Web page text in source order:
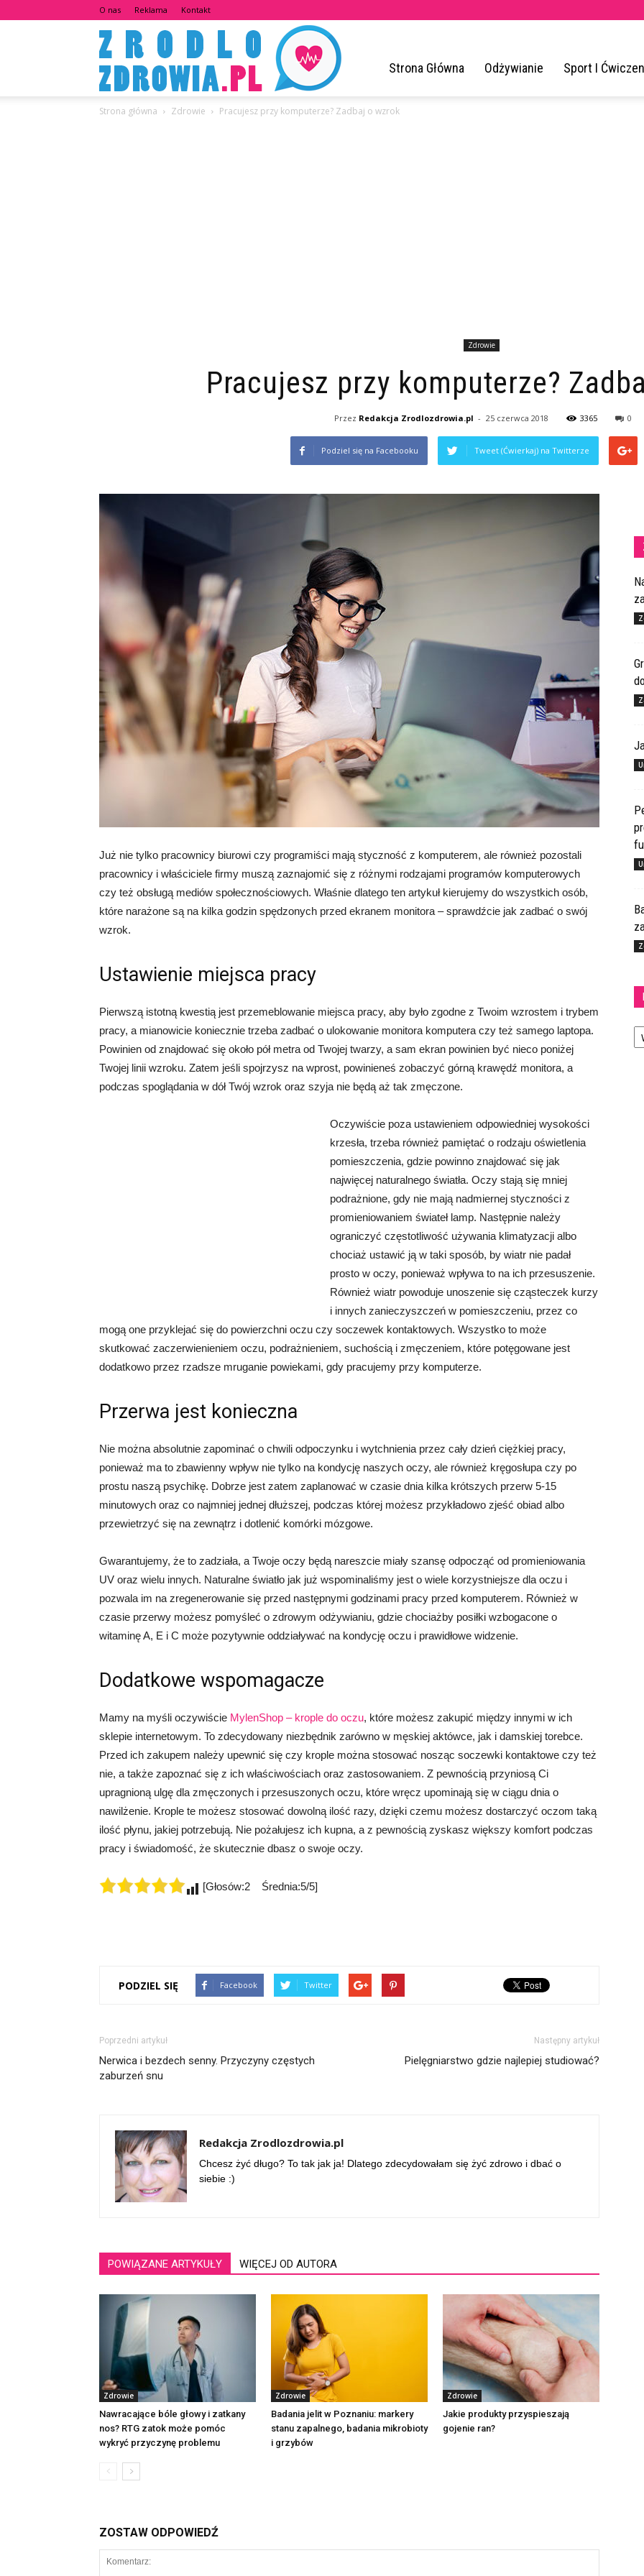
O nas Reklama Kontakt
ZrodloZdrowia.pl
Strona Główna Odżywianie Sport I
Strona główna Zdrowie Pracujesz przy komputerze? Zadbaj o wzrok
Zdrowie
Pracujesz przy komputerze?
Przez Redakcja Zrodlozdrowia.pl - 25 czerwca 2018 3365 0
Podziel się na Facebooku Tweet (Ćwierkaj) na Twitterze
Już nie tylko pracownicy biurowi czy programiści mają styczność z komputerem, ale również pozostali
pracownicy i właściciele firmy muszą zaznajomić się z różnymi rodzajami programów komputerowych
czy też obsługą mediów społecznościowych. Właśnie dlatego ten artykuł kierujemy do wszystkich osób,
które narażone są na kilka godzin spędzonych przed ekranem monitora – sprawdźcie jak zadbać o swój
wzrok.
Ustawienie miejsca pracy
Pierwszą istotną kwestią jest przemeblowanie miejsca pracy, aby było zgodne z Twoim wzrostem i trybem
pracy, a mianowicie koniecznie trzeba zadbać o ulokowanie monitora komputera czy też samego laptopa.
Powinien od znajdować się około pół metra od Twojej twarzy, a sam ekran powinien być nieco poniżej
Twojej linii wzroku. Zatem jeśli spojrzysz na wprost, powinieneś zobaczyć górną krawędź monitora, a
podczas spoglądania w dół Twój wzrok oraz szyja nie będą aż tak zmęczone.
Oczywiście poza ustawieniem odpowiedniej wysokości
krzesła, trzeba również pamiętać o rodzaju oświetlenia
pomieszczenia, gdzie powinno znajdować się jak
najwięcej naturalnego światła. Oczy stają się mniej
podrażnione, gdy nie mają nadmiernej styczności z
promieniowaniem świateł lamp. Następnie należy
ograniczyć częstotliwość używania klimatyzacji albo
chociaż ustawić ją w taki sposób, by wiatr nie padał
prosto w oczy, ponieważ wpływa to na ich przesuszenie.
Również wiatr powoduje unoszenie się cząsteczek kurzy
i innych zanieczyszczeń w pomieszczeniu, przez co
mogą one przyklejać się do powierzchni oczu czy soczewek kontaktowych. Wszystko to może
skutkować zaczerwienieniem oczu, podrażnieniem, suchością i zmęczeniem, które potęgowane jest
dodatkowo przez rzadsze mruganie powiekami, gdy pracujemy przy komputerze.
Przerwa jest konieczna
Nie można absolutnie zapominać o chwili odpoczynku i wytchnienia przez cały dzień ciężkiej pracy,
ponieważ ma to zbawienny wpływ nie tylko na kondycję naszych oczy, ale również kręgosłupa czy po
prostu naszą psychikę. Dobrze jest zatem zaplanować w czasie dnia kilka krótszych przerw 5-15
minutowych oraz co najmniej jednej dłuższej, podczas której możesz przykładowo zjeść obiad albo
przewietrzyć się na zewnątrz i dotlenić komórki mózgowe.
Gwarantujemy, że to zadziała, a Twoje oczy będą nareszcie miały szansę odpocząć od promieniowania
UV oraz wielu innych. Naturalne światło jak już wspominaliśmy jest o wiele korzystniejsze dla oczu i
pozwala im na zregenerowanie się przed następnymi godzinami pracy przed komputerem. Również w
czasie przerwy możesz pomyśleć o zdrowym odżywianiu, gdzie chociażby posiłki wzbogacone o
witaminę A, E i C może pozytywnie oddziaływać na kondycję oczu i prawidłowe widzenie.
Dodatkowe wspomagacze
Mamy na myśli oczywiście MylenShop – krople do oczu, które możesz zakupić między innymi w ich
sklepie internetowym. To zdecydowany niezbędnik zarówno w męskiej aktówce, jak i damskiej torebce.
Przed ich zakupem należy upewnić się czy krople można stosować nosząc soczewki kontaktowe czy też
nie, a także zapoznać się z ich właściwościach oraz zastosowaniem. Z pewnością przyniosą Ci
upragnioną ulgę dla zmęczonych i przesuszonych oczu, które wręcz upominają się w ciągu dnia o
nawilżenie. Krople te możesz stosować dowolną ilość razy, dzięki czemu możesz dostarczyć oczom taką
ilość płynu, jakiej potrzebują. Nie pożałujesz ich kupna, a z pewnością zyskasz większy komfort podczas
pracy i świadomość, że skutecznie dbasz o swoje oczy.
[Głosów:2 Średnia:5/5]
PODZIEL SIĘ Facebook Twitter
Poprzedni artykuł
Nerwica i bezdech senny. Przyczyny częstych
zaburzeń snu
Następny artykuł
Pielęgniarstwo gdzie najlepiej studiować?
Redakcja Zrodlozdrowia.pl
Chcesz żyć długo? To tak jak ja! Dlatego zdecydowałam się żyć zdrowo i dbać o
siebie :)
POWIĄZANE ARTYKUŁY WIĘCEJ OD AUTORA
Zdrowie
Nawracające bóle głowy i zatkany
nos? RTG zatok może pomóc
wykryć przyczynę problemu
Zdrowie
Badania jelit w Poznaniu: markery
stanu zapalnego, badania mikrobioty
i grzybów
Zdrowie
Jakie produkty przyspieszają
gojenie ran?
ZOSTAW ODPOWIEDŹ